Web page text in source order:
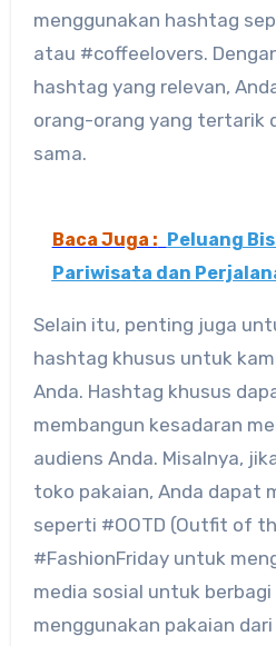
menggunakan hashtag
atau #coffeelovers.
hashtag yang relevan,
orang-orang yang tertarik
sama.
Baca Juga : Peluang
Pariwisata dan
Selain itu, penting juga
hashtag khusus untuk
Anda. Hashtag khusus
membangun kesadaran
audiens Anda. Misalnya,
toko pakaian, Anda dapat
seperti #OOTD (Outfit of
#FashionFriday untuk
media sosial untuk
menggunakan pakaian